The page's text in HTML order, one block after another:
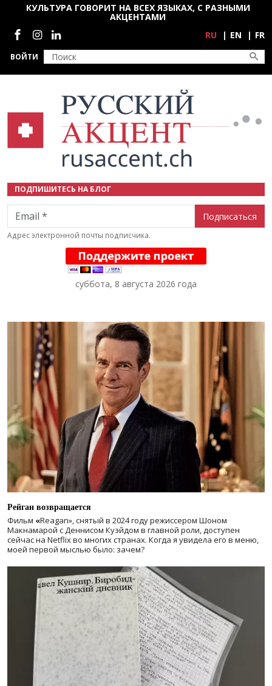
Перейти к основному содержанию
ВОЙТИ
КУЛЬТУРА ГОВОРИТ НА ВСЕХ ЯЗЫКАХ, С РАЗНЫМИ
АКЦЕНТАМИ
Социальные сети
RU EN FR
ПОДПИШИТЕСЬ НА БЛОГ
Email
Адрес электронной почты подписчика.
суббота, 8 августа 2026 года
Рейган возвращается
Фильм «Reagan», снятый в 2024 годурежиссером Шоном
Макнамарой с Деннисом Куэйдом в главной роли, доступен
сейчас на Netflix во многих странах. Когда я увидела его в меню,
моей первой мыслью было: зачем?